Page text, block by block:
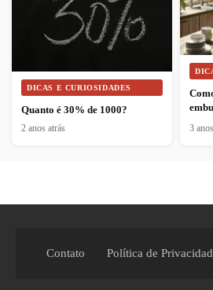
DICAS E CURIOSIDADES
Quanto é 30% de 1000?
2 anos atrás 3
Contato Política de